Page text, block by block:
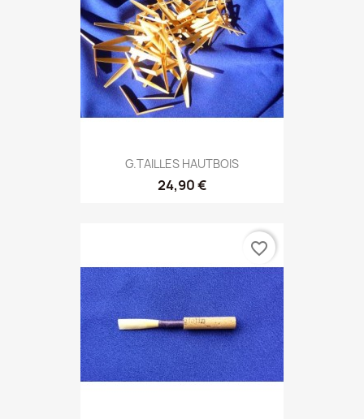
G.TAILLES HAUTBOIS
24,90 €
favorite_border